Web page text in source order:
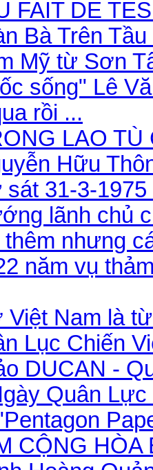
FAIT DE
Bà Trên Tầu
Mỹ từ Sơn
sống" Lê
rồi ...
LAO TÙ
Hữu
sát 31-3-
lãnh chủ
thêm nhưng
năm vụ
Việt Nam là
Lục Chiến
DUCAN -
Quân Lực
CỘNG HÒA